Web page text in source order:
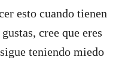
esto cuando tienen
cree que eres
teniendo miedo